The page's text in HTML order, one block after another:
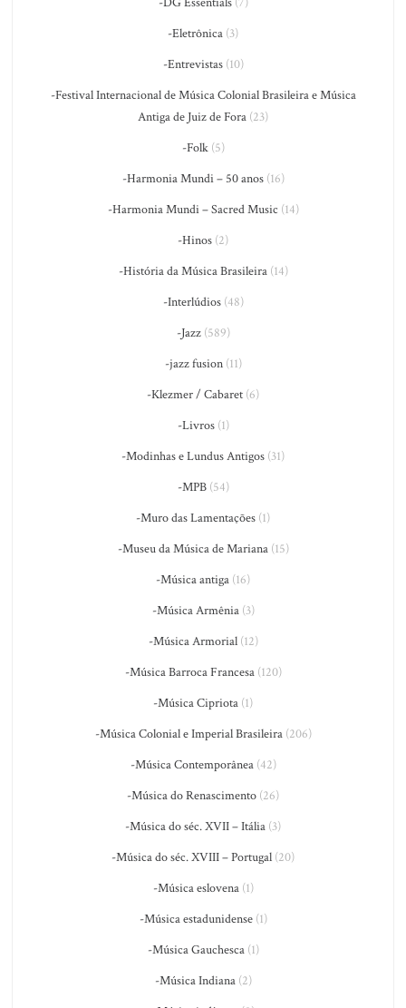
-Eletrônica (3)
-Entrevistas(10)
-Festival Internacional de Música Colonial Brasileira e Música
Antiga de Juiz de Fora (23)
-Folk(5)
-Harmonia Mundi – 50 anos(16)
-Harmonia Mundi – Sacred Music (14)
-Hinos (2)
-História da Música Brasileira(14)
-Interlúdios(48)
-Jazz(589)
-jazz fusion(11)
-Klezmer / Cabaret (6)
-Livros(1)
-Modinhas e Lundus Antigos (31)
-MPB(54)
-Muro das Lamentações (1)
-Museu da Música de Mariana(15)
-Música antiga (16)
-Música Armênia(3)
-Música Armorial(12)
-Música Barroca Francesa(120)
-Música Cipriota (1)
-Música Colonial e Imperial Brasileira(206)
-Música Contemporânea(42)
-Música do Renascimento (26)
-Música do séc. XVII – Itália (3)
-Música do séc. XVIII – Portugal (20)
-Música eslovena(1)
-Música estadunidense(1)
-Música Gauchesca(1)
-Música Indiana(2)